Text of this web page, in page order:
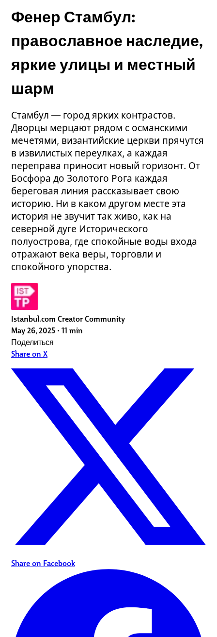
Фенер Стамбул:
православное наследие,
яркие улицы и местный
шарм
Стамбул — город ярких контрастов.
Дворцы мерцают рядом с османскими
мечетями, византийские церкви прячутся
в извилистых переулках, а каждая
переправа приносит новый горизонт. От
Босфора до Золотого Рога каждая
береговая линия рассказывает свою
историю. Ни в каком другом месте эта
история не звучит так живо, как на
северной дуге Исторического
полуострова, где спокойные воды входа
отражают века веры, торговли и
спокойного упорства.
Istanbul.com Creator Community
May 26, 2025 • 11 min
Поделиться
Share on X
Share on Facebook